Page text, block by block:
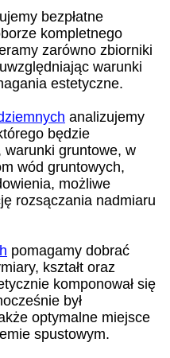
bezpłatne
kompletnego
zarówno zbiorniki
warunki
estetyczne.
analizujemy
będzie
gruntowe, w
wód gruntowych,
możliwe
rozsączania nadmiaru
pomagamy dobrać
kształt oraz
komponował się
był
optymalne miejsce
spustowym.